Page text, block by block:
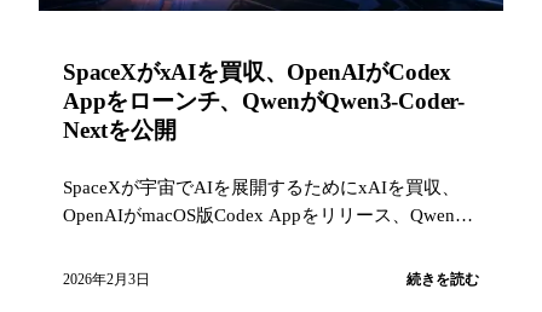
SpaceXがxAIを買収、OpenAIがCodex
Appをローンチ、QwenがQwen3-Coder-
Nextを公開
SpaceXが宇宙でAIを展開するためにxAIを買収、
OpenAIがmacOS版Codex Appをリリース、Qwenが
Anthropicが科学研究のためにAllen Instituteおよび
2026年2月3日 続きを読む